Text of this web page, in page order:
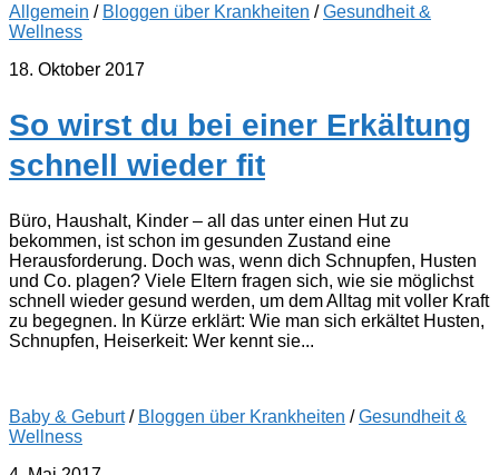
Allgemein / Bloggen über Krankheiten /Gesundheit &
Wellness
18. Oktober 2017
So wirst du bei einer Erkältung
schnell wieder fit
Büro, Haushalt, Kinder – all das unter einen Hut zu
bekommen, ist schon im gesunden Zustand eine
Herausforderung. Doch was, wenn dich Schnupfen, Husten
und Co. plagen? Viele Eltern fragen sich, wie sie möglichst
schnell wieder gesund werden, um dem Alltag mit voller Kraft
zu begegnen. In Kürze erklärt: Wie man sich erkältet Husten,
Schnupfen, Heiserkeit: Wer kennt sie...
Baby & Geburt/ Bloggen über Krankheiten /Gesundheit &
Wellness